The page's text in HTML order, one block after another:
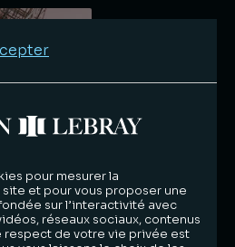
pour mesurer la
et pour vous proposer une
sur l’interactivité avec
réseaux sociaux, contenus
respect de votre vie privée est